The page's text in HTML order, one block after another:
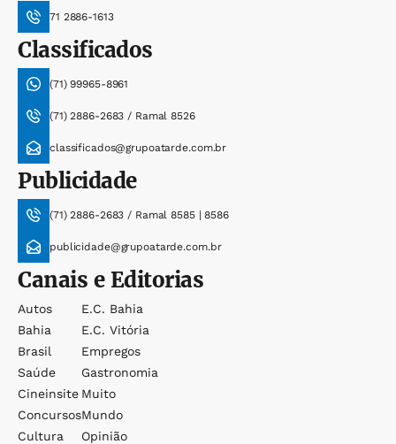
71 2886-1613
Classificados
(71) 99965-8961
(71) 2886-2683 / Ramal 8526
classificados@grupoatarde.com.br
Publicidade
(71) 2886-2683 / Ramal 8585 | 8586
publicidade@grupoatarde.com.br
Canais e Editorias
Autos
Bahia
Brasil
Saúde
Cineinsite
Concursos
Cultura
E.c. Bahia
E.c. Vitória
Empregos
Gastronomia
Muito
Mundo
Opinião